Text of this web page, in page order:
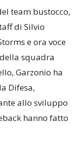
team bustocco,
di Silvio
e ora voce
squadra
Garzonio ha
Difesa,
allo sviluppo
hanno fatto